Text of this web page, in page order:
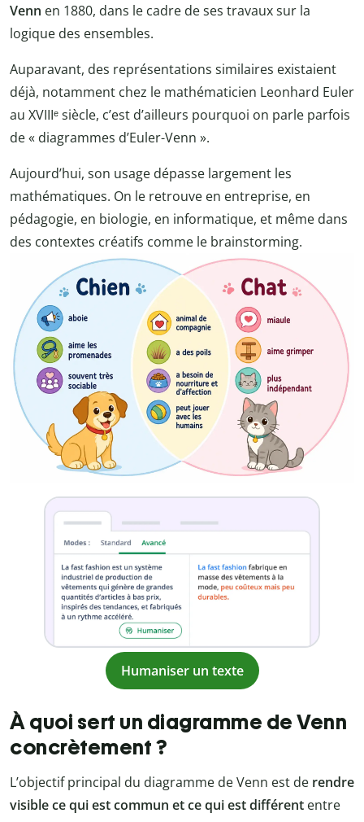
Venn en 1880, dans le cadre de ses travaux sur la
logique des ensembles.
Auparavant, des représentations similaires existaient
déjà, notamment chez le mathématicien Leonhard Euler
au XVIIIᵉ siècle, c’est d’ailleurs pourquoi on parle parfois
de « diagrammes d’Euler-Venn ».
Aujourd’hui, son usage dépasse largement les
mathématiques. On le retrouve en entreprise, en
pédagogie, en biologie, en informatique, et même dans
des contextes créatifs comme le brainstorming.
Humaniser un texte
À quoi sert un diagramme de Venn
concrètement ?
L’objectif principal du diagramme de Venn est de rendre
visible ce qui est commun et ce qui est différent entre